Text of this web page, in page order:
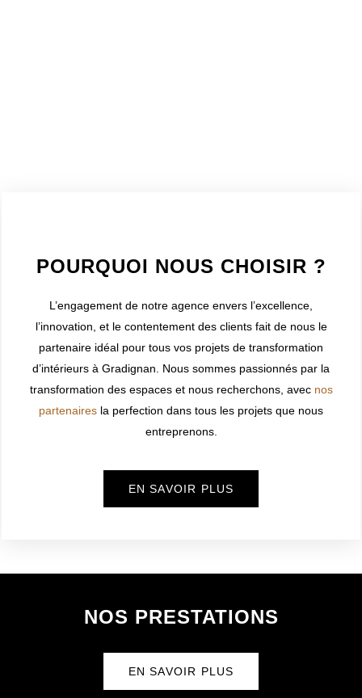
POURQUOI NOUS CHOISIR ?
L’engagement de notre agence envers l’excellence,
l’innovation, et le contentement des clients fait de nous le
partenaire idéal pour tous vos projets de transformation
d’intérieurs à Gradignan. Nous sommes passionnés par la
transformation des espaces et nous recherchons, avec nos
partenaires la perfection dans tous les projets que nous
entreprenons.
EN SAVOIR PLUS
NOS PRESTATIONS
EN SAVOIR PLUS